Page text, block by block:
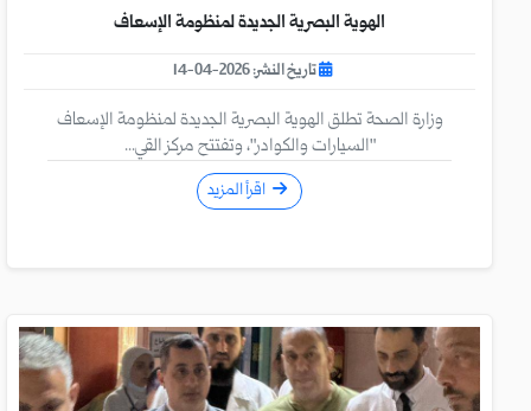
الهوية البصرية الجديدة لمنظومة الإسعاف
تاريخ النشر: 2026-04-14
وزارة الصحة تطلق الهوية البصرية الجديدة لمنظومة الإسعاف
"السيارات والكوادر"، وتفتتح مركز القي...
اقرأ المزيد